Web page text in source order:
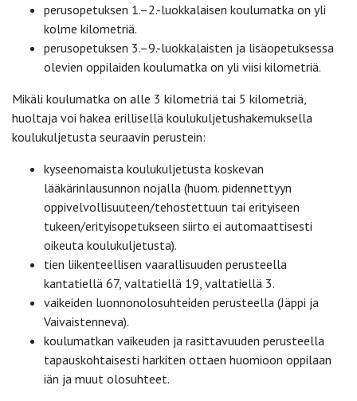
perusopetuksen 1.–2.-luokkalaisen koulumatka on yli
kolme kilometriä.
perusopetuksen 3.–9.-luokkalaisten ja lisäopetuksessa
olevien oppilaiden koulumatka on yli viisi kilometriä.
Mikäli koulumatka on alle 3 kilometriä tai 5 kilometriä,
huoltaja voi hakea erillisellä koulukuljetushakemuksella
koulukuljetusta seuraavin perustein:
kyseenomaista koulukuljetusta koskevan
lääkärinlausunnon nojalla (huom. pidennettyyn
oppivelvollisuuteen/tehostettuun tai erityiseen
tukeen/erityisopetukseen siirto ei automaattisesti
oikeuta koulukuljetusta).
tien liikenteellisen vaarallisuuden perusteella
kantatiellä 67, valtatiellä 19, valtatiellä 3.
vaikeiden luonnonolosuhteiden perusteella (Jäppi ja
Vaivaistenneva).
koulumatkan vaikeuden ja rasittavuuden perusteella
tapauskohtaisesti harkiten ottaen huomioon oppilaan
iän ja muut olosuhteet.